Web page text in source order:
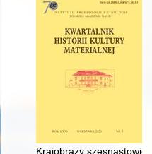
Krajobrazy